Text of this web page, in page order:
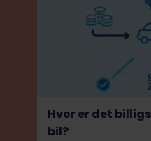
Hvor er det
bil?